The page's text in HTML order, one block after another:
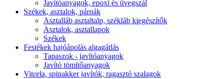
Javítóanyagok, epoxi és üvegszál
Székek, asztalok, párnák
Asztalláb asztaltalp, székláb kiegészítők
Asztalok, asztallapok
Székek
Festékek hajóápolás algagátlás
Tapaszok - javítóanyagok
Javító tömítőanyagok
Vitorla, spinakker javítók, ragasztó szalagok